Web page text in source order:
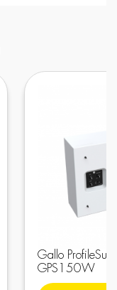
Gallo
GPS150W